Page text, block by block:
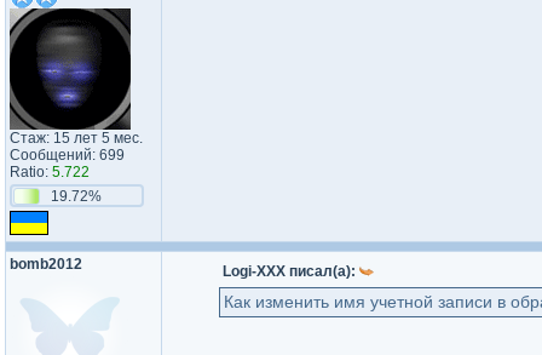
Стаж: 15 лет 5 мес.
Сообщений: 699
Ratio: 5.722
19.72%
bomb2012 Logi-XXX писал(а):
Как изменить имя учетной записи в